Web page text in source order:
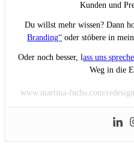
Kunden und
Du willst mehr wissen? Dann
Branding“ oder stöbere in
Oder noch besser, lass uns
Weg in die
www.martina-fuchs.com/redesign